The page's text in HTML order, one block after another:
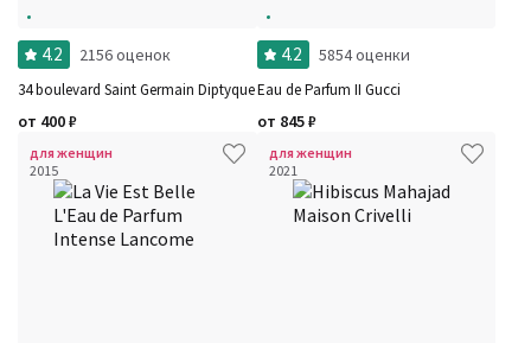
Сбросить все
Рейтинг
4.2 2156 оценок
34 boulevard Saint Germain Diptyque
от 400₽
4.2 5854 оценки
Eau de Parfum II Gucci
от 845₽
для женщин
2015
для женщин
2021